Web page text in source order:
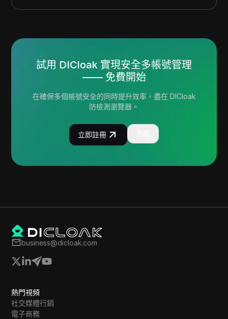
試用 DICloak 實現安全多帳號管理
—— 免費開始
在確保多個帳號安全的同時提升效率，盡在 DICloak
防檢測瀏覽器。
立即註冊
business@dicloak.com
熱門視頻
社交媒體行銷
電子商務